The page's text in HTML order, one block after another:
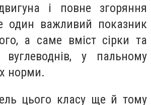
і повне згоряння
один важливий показник
а саме вміст сірки та
вуглеводнів, у пальному
норми.
цього класу ще й тому